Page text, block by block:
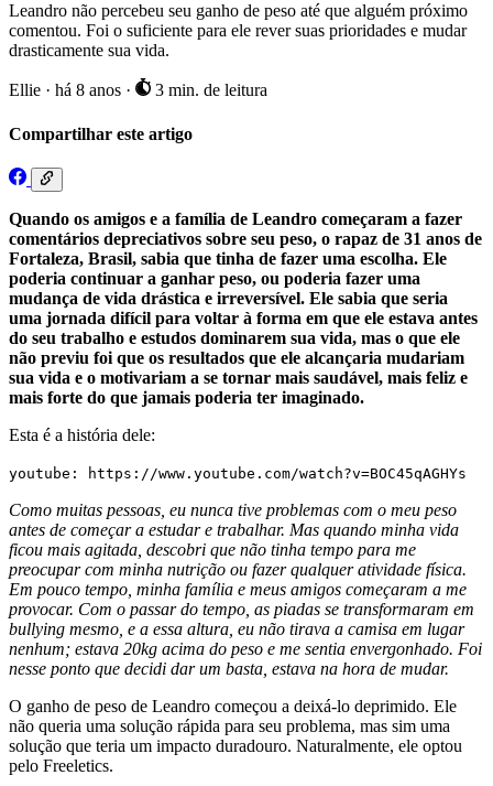
Leandro não percebeu seu ganho de peso até que alguém próximo
comentou. Foi o suficiente para ele rever suas prioridades e mudar
drasticamente sua vida.
Ellie · há 8 anos · 3 min. de leitura
Compartilhar este artigo
Quando os amigos e a família de Leandro começaram a fazer
comentários depreciativos sobre seu peso, o rapaz de 31 anos de
Fortaleza, Brasil, sabia que tinha de fazer uma escolha. Ele
poderia continuar a ganhar peso, ou poderia fazer uma
mudança de vida drástica e irreversível. Ele sabia que seria
uma jornada difícil para voltar à forma em que ele estava antes
do seu trabalho e estudos dominarem sua vida, mas o que ele
não previu foi que os resultados que ele alcançaria mudariam
sua vida e o motivariam a se tornar mais saudável, mais feliz e
mais forte do que jamais poderia ter imaginado.
Esta é a história dele:
youtube: https://www.youtube.com/watch?v=BOC45qAGHYs
Como muitas pessoas, eu nunca tive problemas com o meu peso
antes de começar a estudar e trabalhar. Mas quando minha vida
ficou mais agitada, descobri que não tinha tempo para me
preocupar com minha nutrição ou fazer qualquer atividade física.
Em pouco tempo, minha família e meus amigos começaram a me
provocar. Com o passar do tempo, as piadas se transformaram em
bullying mesmo, e a essa altura, eu não tirava a camisa em lugar
nenhum; estava 20kg acima do peso e me sentia envergonhado. Foi
nesse ponto que decidi dar um basta, estava na hora de mudar.
O ganho de peso de Leandro começou a deixá-lo deprimido. Ele
não queria uma solução rápida para seu problema, mas sim uma
solução que teria um impacto duradouro. Naturalmente, ele optou
pelo Freeletics.